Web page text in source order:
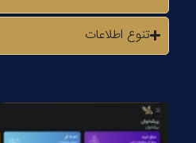
تنوع اطلاعات